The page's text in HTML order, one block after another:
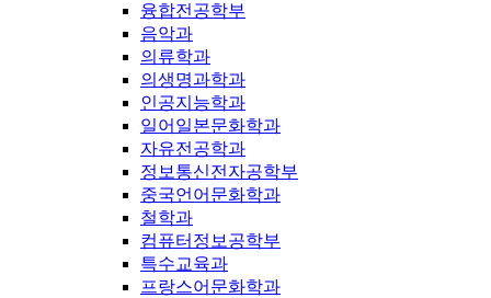
융합전공학부
음악과
의류학과
의생명과학과
인공지능학과
일어일본문화학과
자유전공학과
정보통신전자공학부
중국언어문화학과
철학과
컴퓨터정보공학부
특수교육과
프랑스어문화학과